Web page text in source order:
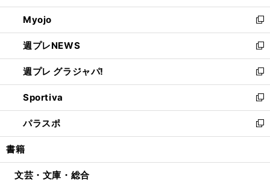
開
く
ウ
で
開
く
ン
ド
ウ
で
開
く
ウ
ィ
ン
ド
ウ
で
開
く
Myojo
新
し
い
ウ
ィ
ン
ド
ウ
で
開
週プレNEWS
新
し
い
ウ
ィ
ン
ド
ウ
開
週プレ グラジャパ!
新
し
い
ウ
ィ
ン
ウ
Sportiva
新
し
い
ウ
ン
パラスポ
新
し
ウ
書籍
文芸・文庫・総合